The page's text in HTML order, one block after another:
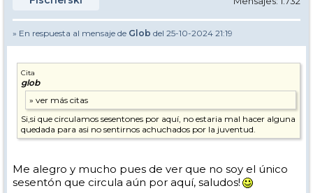
» En respuesta al mensaje de Glob del 25-10-2024 21:19
Cita
glob
Si,si que circulamos sesentones por aquí, no estaria mal hacer alguna
quedada para asi no sentirnos achuchados por la juventud.
Me alegro y mucho pues de ver que no soy el único
sesentón que circula aún por aquí, saludos!